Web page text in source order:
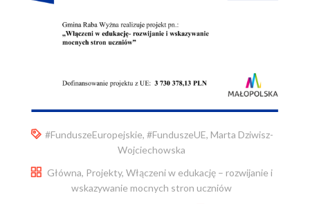
#FunduszeEuropejskie, #FunduszeUE, Marta Dziwisz-
Wojciechowska
Główna, Projekty, Włączeni w edukację – rozwijanie i
wskazywanie mocnych stron uczniów